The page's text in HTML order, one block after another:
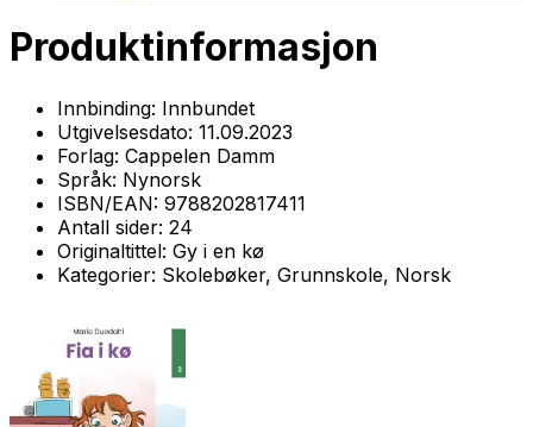
Produktinformasjon
Innbinding: Innbundet
Utgivelsesdato: 11.09.2023
Forlag: Cappelen Damm
Språk: Nynorsk
ISBN/EAN: 9788202817411
Antall sider: 24
Originaltittel: Gy i en kø
Kategorier: Skolebøker, Grunnskole, Norsk